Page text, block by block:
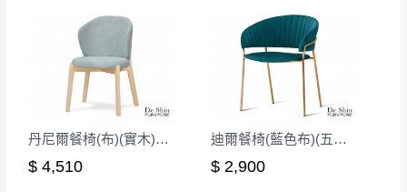
丹尼爾餐椅(布)(實木)(洗白色)(MI-728)
$ 4,510
迪爾餐椅(藍色布)(五金腳)(A7125)
$ 2,900